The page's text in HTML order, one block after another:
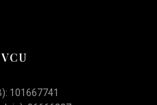
101667741